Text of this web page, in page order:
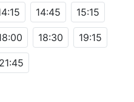
14:45 15:15
18:30 19:15
21:45